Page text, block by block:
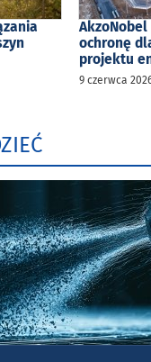
ochronę
projektu
9 czerwca